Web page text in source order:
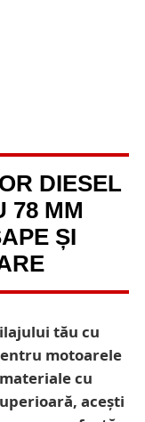
DIESEL
78 MM
ȘI
tău cu
motoarele
cu
acești